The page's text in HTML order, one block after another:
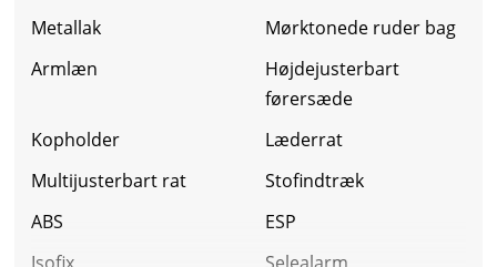
Metallak
Mørktonede ruder bag
Armlæn
Højdejusterbart
førersæde
Kopholder
Læderrat
Multijusterbart rat
Stofindtræk
ABS
ESP